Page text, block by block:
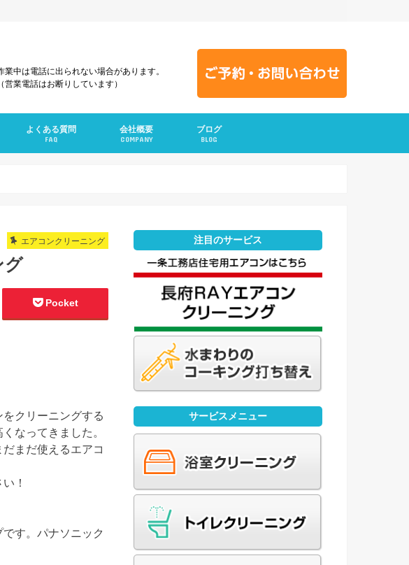
業中は電話に出られない場合があります。
（営業電話はお断りしています）
よくある質問
FAQ
会社概要
COMPANY
ブログ
BLOG
エアコンクリーニング
グ
Pocket
クリーニングする
なってきました。
まだ使えるエアコ
！
す。パナソニック
注目のサービス
サービスメニュー